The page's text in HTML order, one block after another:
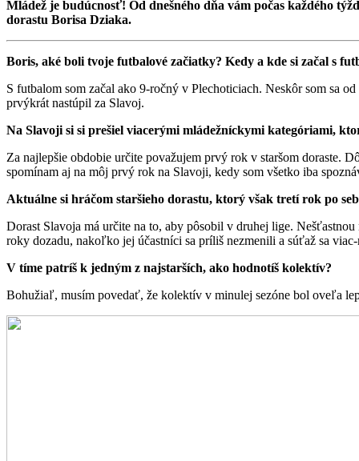
Mládež je budúcnosť! Od dnešného dňa vám počas každého
dorastu Borisa Dziaka.
Boris, aké boli tvoje futbalové začiatky? Kedy a kde si začal s
S futbalom som začal ako 9-ročný v Plechoticiach. Neskôr som sa
prvýkrát nastúpil za Slavoj.
Na Slavoji si si prešiel viacerými mládežníckymi kategóriami,
Za najlepšie obdobie určite považujem prvý rok v staršom doraste.
spomínam aj na môj prvý rok na Slavoji, kedy som všetko iba
Aktuálne si hráčom staršieho dorastu, ktorý však tretí rok po
Dorast Slavoja má určite na to, aby pôsobil v druhej lige.
roky dozadu, nakoľko jej účastníci sa príliš nezmenili a súťaž sa
V tíme patríš k jedným z najstarších, ako hodnotíš kolektív?
Bohužiaľ, musím povedať, že kolektív v minulej sezóne bol oveľa